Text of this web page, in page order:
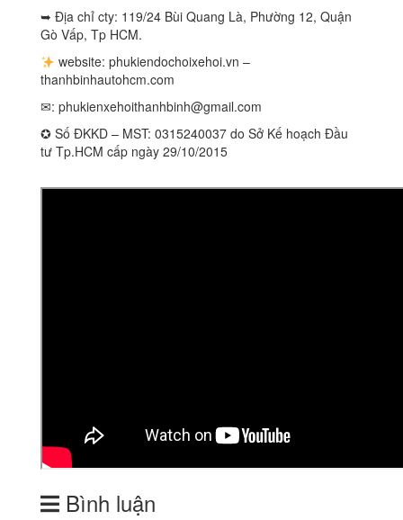
➥ Địa chỉ cty: 119/24 Bùi Quang Là, Phường 12, Quận
Gò Vấp, Tp HCM.
website: phukiendochoixehoi.vn –
thanhbinhautohcm.com
✉: phukienxehoithanhbinh@gmail.com
✪ Số ĐKKD – MST: 0315240037 do Sở Kế hoạch Đầu
tư Tp.HCM cấp ngày 29/10/2015
Bình luận